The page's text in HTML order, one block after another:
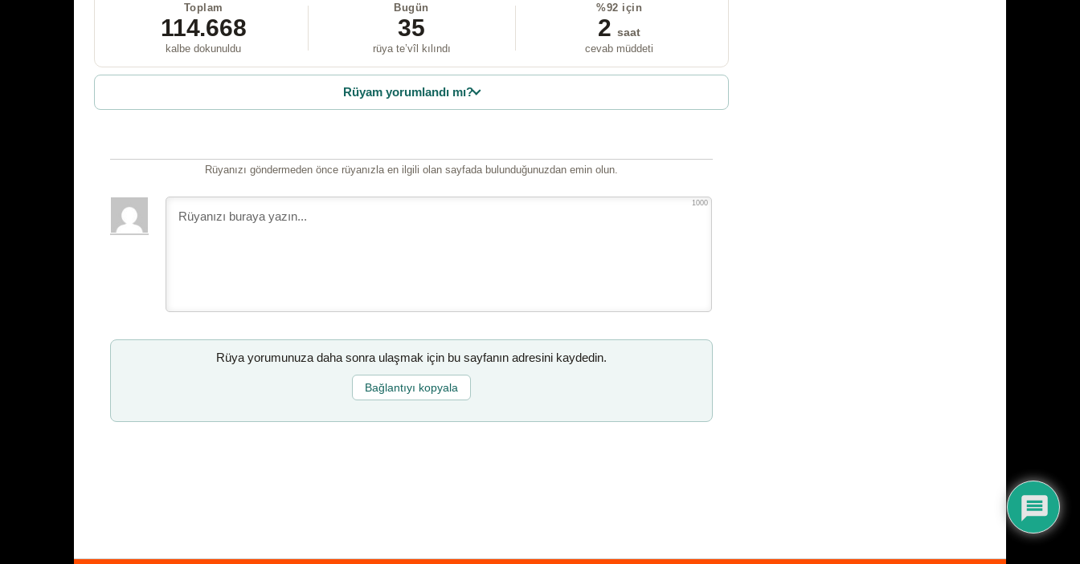
Toplam
114.668
kalbe dokunuldu
Bugün
35
rüya te’vîl kılındı
%92 için
2 saat
cevab müddeti
Rüyam yorumlandı mı?
Rüyanızı göndermeden önce rüyanızla en ilgili olan sayfada bulunduğunuzdan emin olun.
1000
Rüya yorumunuza daha sonra ulaşmak için bu sayfanın adresini kaydedin.
Bağlantıyı kopyala